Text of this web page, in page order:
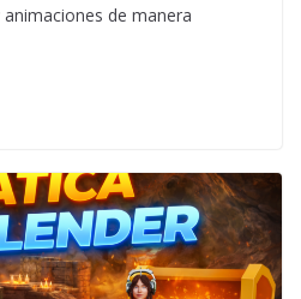
de manera